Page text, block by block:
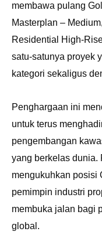
membawa pulang
Masterplan –
Residential High-
satu-satunya proyek
kategori sekaligus
Penghargaan ini
untuk terus
pengembangan
yang berkelas dunia.
mengukuhkan posisi
pemimpin industri
membuka jalan bagi
global.